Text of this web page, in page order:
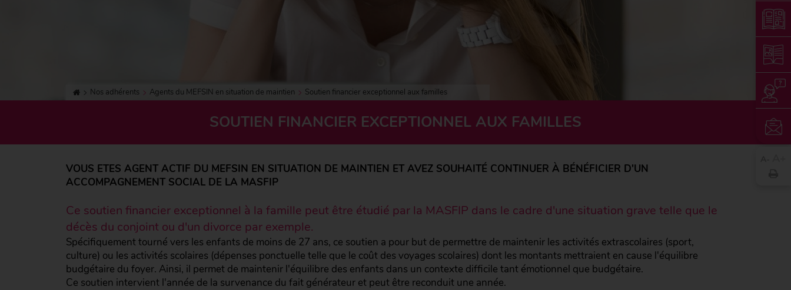
Nos adhérents Agents du MEFSIN en situation de maintien Soutien financier exceptionnel aux familles
SOUTIEN FINANCIER EXCEPTIONNEL AUX FAMILLES
VOUS ETES AGENT ACTIF DU MEFSIN EN SITUATION DE MAINTIEN ET AVEZ SOUHAITÉ CONTINUER À BÉNÉFICIER D'UN
ACCOMPAGNEMENT SOCIAL DE LA MASFIP
Ce soutien financier exceptionnel à la famille peut être étudié par la MASFIP dans le cadre d'une situation grave telle que le
décès du conjoint ou d'un divorce par exemple.
Spécifiquement tourné vers les enfants de moins de 27 ans, ce soutien a pour but de permettre de maintenir les activités extrascolaires (sport,
culture) ou les activités scolaires (dépenses ponctuelle telle que le coût des voyages scolaires) dont les montants mettraient en cause l'équilibre
budgétaire du foyer. Ainsi, il permet de maintenir l'équilibre des enfants dans un contexte difficile tant émotionnel que budgétaire.
Ce soutien intervient l'année de la survenance du fait générateur et peut être reconduit une année.